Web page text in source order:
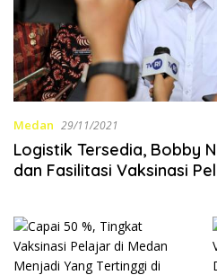
Medan 29/11/2021
Logistik Tersedia, Bobby
dan Fasilitasi Vaksinasi